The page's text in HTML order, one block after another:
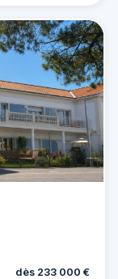
dès 233 000 €